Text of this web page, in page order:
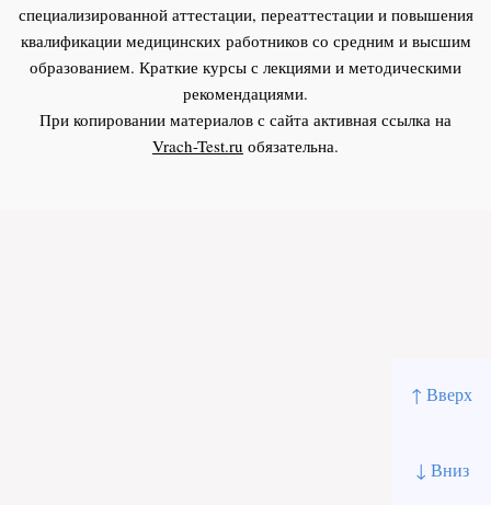
↑ Вверх
↓ Вниз
специализированной аттестации, переаттестации и повышения
квалификации медицинских работников со средним и высшим
образованием. Краткие курсы с лекциями и методическими
рекомендациями.
При копировании материалов с сайта активная ссылка на
Vrach-Test.ru обязательна.